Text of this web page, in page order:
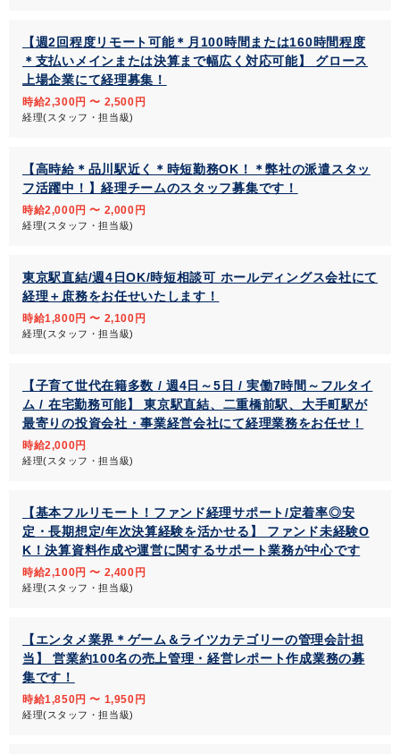
【週2回程度リモート可能＊月100時間または160時間程度
＊支払いメインまたは決算まで幅広く対応可能】 グロース
上場企業にて経理募集！
時給2,300円 〜 2,500円
経理(スタッフ・担当級)
【高時給＊品川駅近く＊時短勤務OK！＊弊社の派遣スタッ
フ活躍中！】経理チームのスタッフ募集です！
時給2,000円 〜 2,000円
経理(スタッフ・担当級)
東京駅直結/週4日OK/時短相談可 ホールディングス会社にて
経理＋庶務をお任せいたします！
時給1,800円 〜 2,100円
経理(スタッフ・担当級)
【子育て世代在籍多数 / 週4日～5日 / 実働7時間～フルタイ
ム / 在宅勤務可能】 東京駅直結、二重橋前駅、大手町駅が
最寄りの投資会社・事業経営会社にて経理業務をお任せ！
時給2,000円
経理(スタッフ・担当級)
【基本フルリモート！ファンド経理サポート/定着率◎安
定・長期想定/年次決算経験を活かせる】 ファンド未経験O
K！決算資料作成や運営に関するサポート業務が中心です
時給2,100円 〜 2,400円
経理(スタッフ・担当級)
【エンタメ業界＊ゲーム＆ライツカテゴリーの管理会計担
当】 営業約100名の売上管理・経営レポート作成業務の募
集です！
時給1,850円 〜 1,950円
経理(スタッフ・担当級)